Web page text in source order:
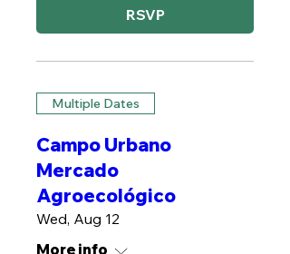
RSVP
Multiple Dates
Campo Urbano
Mercado
Agroecológico
Wed, Aug 12
More info